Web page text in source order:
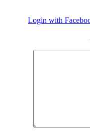
Login with